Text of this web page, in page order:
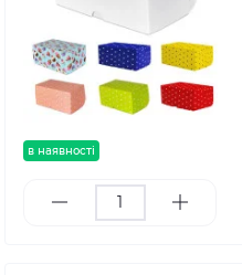
в наявності